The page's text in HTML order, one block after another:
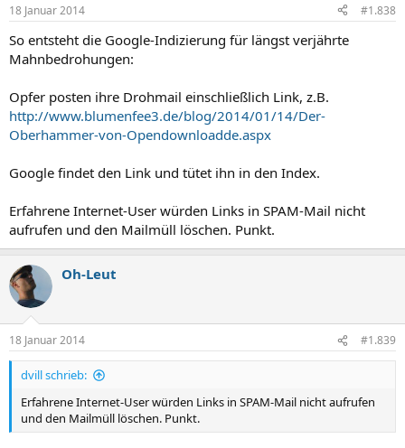
18 Januar 2014 #1.838
So entsteht die Google-Indizierung für längst verjährte
Mahnbedrohungen:
Opfer posten ihre Drohmail einschließlich Link, z.B.
http://www.blumenfee3.de/blog/2014/01/14/Der-
Oberhammer-von-Opendownloadde.aspx
Google findet den Link und tütet ihn in den Index.
Erfahrene Internet-User würden Links in SPAM-Mail nicht
aufrufen und den Mailmüll löschen. Punkt.
Oh-Leut
18 Januar 2014 #1.839
dvill schrieb:
Erfahrene Internet-User würden Links in SPAM-Mail nicht aufrufen
und den Mailmüll löschen. Punkt.